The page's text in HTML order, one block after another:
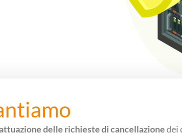
delle richieste di cancellazionedei